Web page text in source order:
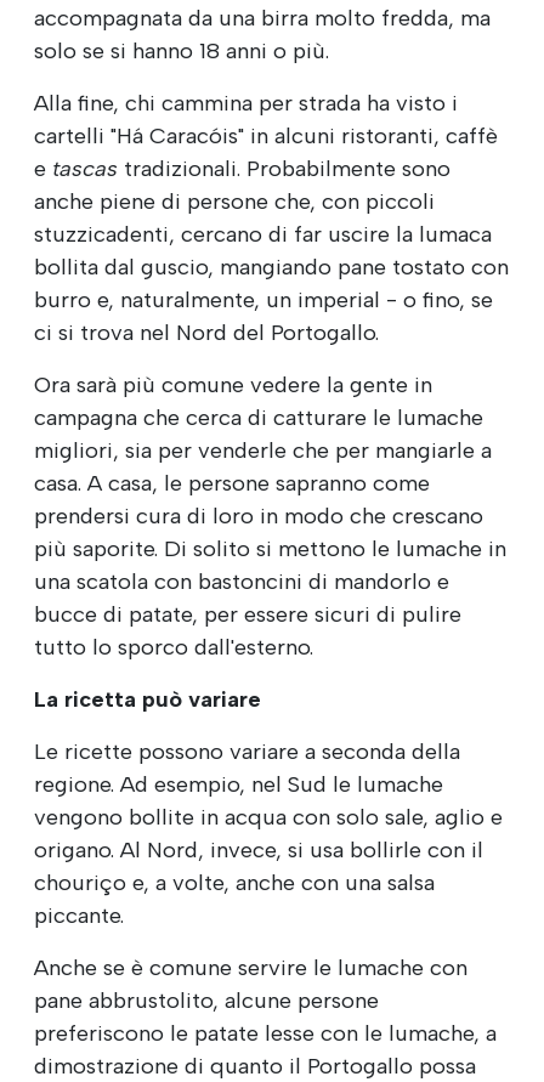
accompagnata da una birra molto fredda, ma
solo se si hanno 18 anni o più.
Alla fine, chi cammina per strada ha visto i
cartelli "Há Caracóis" in alcuni ristoranti, caffè
e tascas tradizionali. Probabilmente sono
anche piene di persone che, con piccoli
stuzzicadenti, cercano di far uscire la lumaca
bollita dal guscio, mangiando pane tostato con
burro e, naturalmente, un imperial - o fino, se
ci si trova nel Nord del Portogallo.
Ora sarà più comune vedere la gente in
campagna che cerca di catturare le lumache
migliori, sia per venderle che per mangiarle a
casa. A casa, le persone sapranno come
prendersi cura di loro in modo che crescano
più saporite. Di solito si mettono le lumache in
una scatola con bastoncini di mandorlo e
bucce di patate, per essere sicuri di pulire
tutto lo sporco dall'esterno.
La ricetta può variare
Le ricette possono variare a seconda della
regione. Ad esempio, nel Sud le lumache
vengono bollite in acqua con solo sale, aglio e
origano. Al Nord, invece, si usa bollirle con il
chouriço e, a volte, anche con una salsa
piccante.
Anche se è comune servire le lumache con
pane abbrustolito, alcune persone
preferiscono le patate lesse con le lumache, a
dimostrazione di quanto il Portogallo possa